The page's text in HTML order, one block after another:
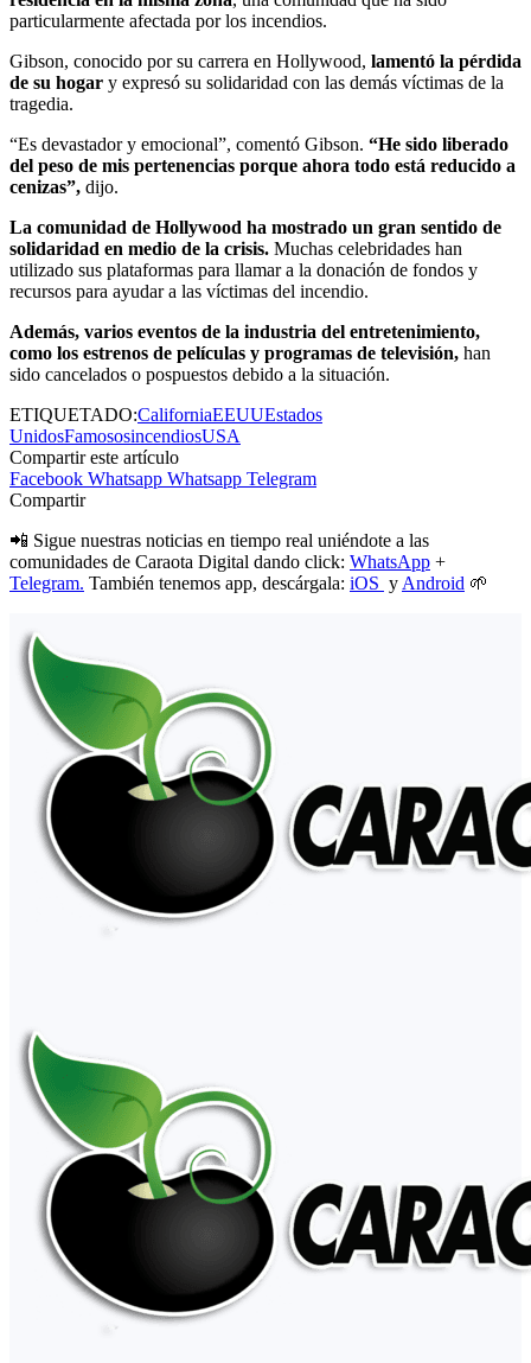
particularmente afectada por los incendios.
Gibson, conocido por su carrera en Hollywood, lamentó la pérdida
de su hogar y expresó su solidaridad con las demás víctimas de la
tragedia.
“Es devastador y emocional”, comentó Gibson. “He sido liberado
del peso de mis pertenencias porque ahora todo está reducido a
cenizas”, dijo.
La comunidad de Hollywood ha mostrado un gran sentido de
solidaridad en medio de la crisis. Muchas celebridades han
utilizado sus plataformas para llamar a la donación de fondos y
recursos para ayudar a las víctimas del incendio.
Además, varios eventos de la industria del entretenimiento,
como los estrenos de películas y programas de televisión, han
sido cancelados o pospuestos debido a la situación.
ETIQUETADO:CaliforniaEEUUEstados
UnidosFamososincendiosUSA
Compartir este artículo
Facebook Whatsapp Whatsapp Telegram
Compartir
📲 Sigue nuestras noticias en tiempo real uniéndote a las
comunidades de Caraota Digital dando click: WhatsApp +
Telegram. También tenemos app, descárgala: iOS y Android 🌱